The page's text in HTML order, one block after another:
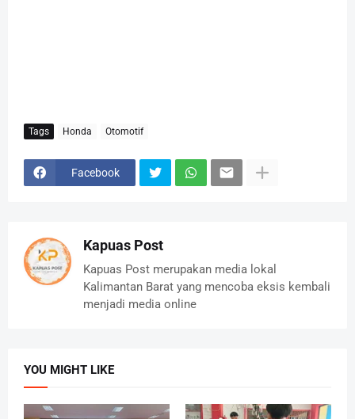
Tags Honda Otomotif
Facebook
Kapuas Post
Kapuas Post merupakan media lokal
Kalimantan Barat yang mencoba eksis kembali
menjadi media online
YOU MIGHT LIKE